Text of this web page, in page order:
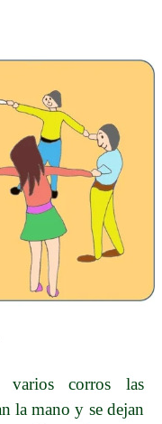
corros las
la mano y se dejan